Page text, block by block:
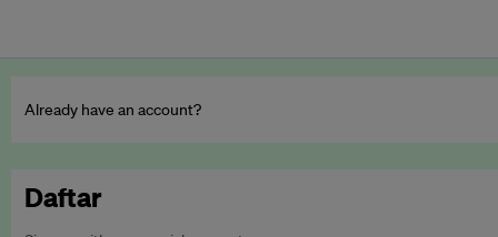
Already have an account?
Daftar